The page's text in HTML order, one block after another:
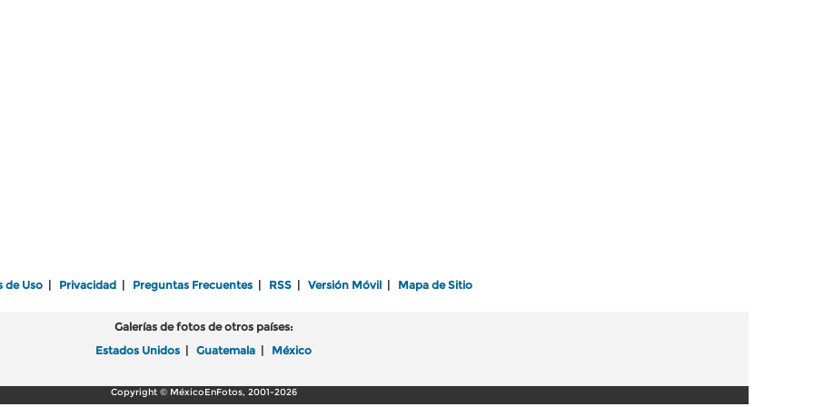
de Uso Privacidad Preguntas Frecuentes RSS Versión Móvil Mapa de Sitio
Galerías de fotos de otros países:
Estados Unidos
Guatemala México
Copyright © MéxicoEnFotos, 2001-2026